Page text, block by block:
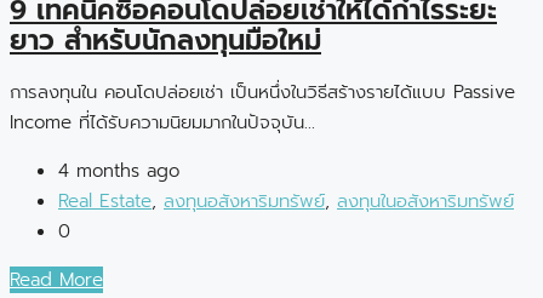
9 เทคนิคซื้อคอนโดปล่อยเช่าให้ได้กำไรระยะ
ยาว สำหรับนักลงทุนมือใหม่
การลงทุนใน คอนโดปล่อยเช่า เป็นหนึ่งในวิธีสร้างรายได้แบบ Passive
Income ที่ได้รับความนิยมมากในปัจจุบัน...
4 months ago
Real Estate, ลงทุนอสังหาริมทรัพย์, ลงทุนในอสังหาริมทรัพย์
0
Read More